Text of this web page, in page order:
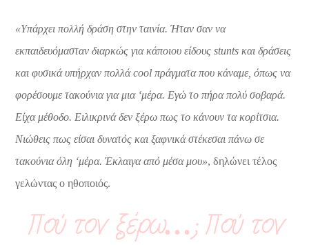
«Υπάρχει πολλή δράση στην ταινία. Ήταν σαν να
εκπαιδευόμασταν διαρκώς για κάποιου είδουςstunts και δράσεις
και φυσικά υπήρχαν πολλάcool πράγματα που κάναμε, όπως να
φορέσουμε τακούνια για μια ‘μέρα. Εγώ το πήρα πολύ σοβαρά.
Είχα μέθοδο. Ειλικρινά δεν ξέρω πως το κάνουν τα κορίτσια.
Νιώθεις πως είσαι δυνατός και ξαφνικά στέκεσαι πάνω σε
τακούνια όλη ‘μέρα. Έκλαιγα από μέσα μου», δηλώνει τέλος
γελώντας ο ηθοποιός.
Πού τον ξέρω…; Πού τον